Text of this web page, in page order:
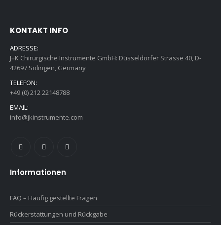
KONTAKT INFO
ADRESSE:
J+K Chirurgische Instrumente GmbH: Düsseldorfer Strasse 40, D-
42697 Solingen, Germany
TELEFON:
+49 (0) 212 22148788
EMAIL:
info@jkinstrumente.com
Informationen
FAQ – Häufig gestellte Fragen
Rückerstattungen und Rückgabe